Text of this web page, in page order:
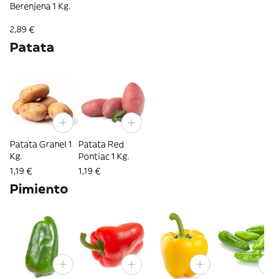
Berenjena 1 Kg.
2,89 €
Patata
Patata Granel 1
Kg.
1,19 €
Patata Red
Pontiac 1 Kg.
1,19 €
Pimiento